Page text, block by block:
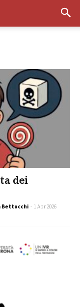
dei
Bettocchi - 1 Apr 2026